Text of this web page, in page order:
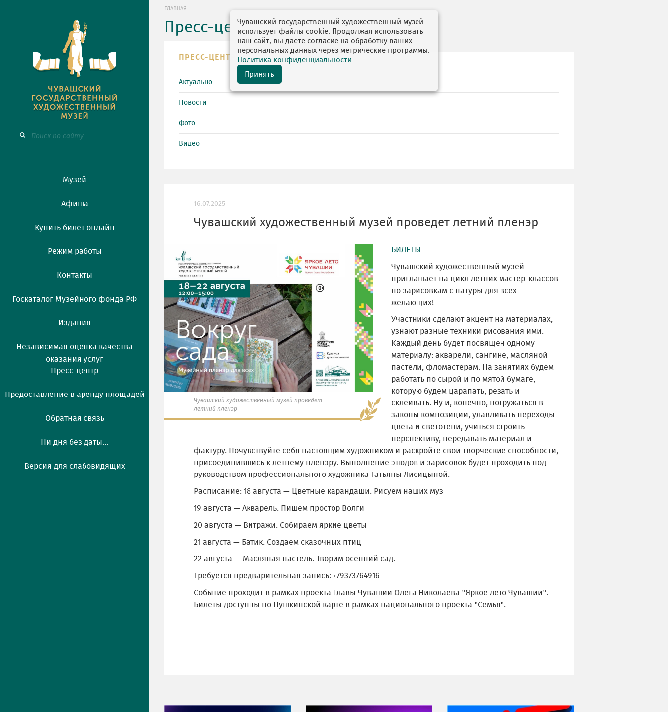
Музей
Афиша
Купить билет онлайн
Режим работы
Контакты
Госкаталог Музейного фонда РФ
Издания
Независимая оценка качества
оказания услуг
Пресс-центр
Предоставление в аренду площадей
Обратная связь
Ни дня без даты...
Версия для слабовидящих
ГЛАВНАЯ
Пресс-центр
ПРЕСС-ЦЕНТР
Актуально
Новости
Фото
Видео
16.07.2025
Чувашский художественный музей проведет летний пленэр
Чувашский художественный музей проведет
летний пленэр
БИЛЕТЫ
Чувашский художественный музей
приглашает на цикл летних мастер-классов
по зарисовкам с натуры для всех
желающих!
Участники сделают акцент на материалах,
узнают разные техники рисования ими.
Каждый день будет посвящен одному
материалу: акварели, сангине, масляной
пастели, фломастерам. На занятиях будем
работать по сырой и по мятой бумаге,
которую будем царапать, резать и
склеивать. Ну и, конечно, погружаться в
законы композиции, улавливать переходы
цвета и светотени, учиться строить
перспективу, передавать материал и
фактуру. Почувствуйте себя настоящим художником и раскройте свои творческие способности,
присоединившись к летнему пленэру. Выполнение этюдов и зарисовок будет проходить под
руководством профессионального художника Татьяны Лисицыной.
Расписание: 18 августа — Цветные карандаши. Рисуем наших муз
19 августа — Акварель. Пишем простор Волги
20 августа — Витражи. Собираем яркие цветы
21 августа — Батик. Создаем сказочных птиц
22 августа — Масляная пастель. Творим осенний сад.
Требуется предварительная запись: +79373764916
Событие проходит в рамках проекта Главы Чувашии Олега Николаева "Яркое лето Чувашии".
Билеты доступны по Пушкинской карте в рамках национального проекта "Семья".
ПРЕСС-ЦЕНТР НИ ДНЯ БЕЗ ДАТЫ...
Чувашский государственный художественный музей
использует файлы cookie. Продолжая использовать
наш сайт, вы даёте согласие на обработку ваших
персональных данных через метрические программы.
Политика конфиденциальности
Принять